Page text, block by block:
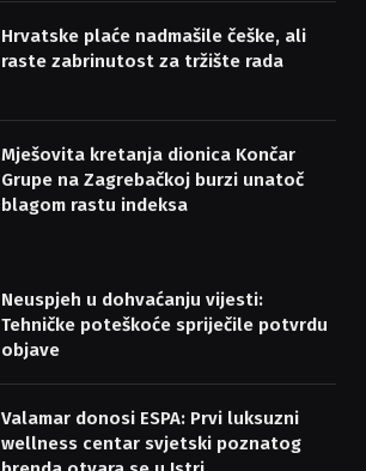
Hrvatske plaće nadmašile češke, ali
raste zabrinutost za tržište rada
Mješovita kretanja dionica Končar
Grupe na Zagrebačkoj burzi unatoč
blagom rastu indeksa
Neuspjeh u dohvaćanju vijesti:
Tehničke poteškoće spriječile potvrdu
objave
Valamar donosi ESPA: Prvi luksuzni
wellness centar svjetski poznatog